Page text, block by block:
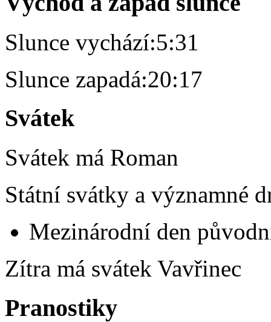
Slunce vychází:5:31
Slunce zapadá:20:17
Svátek
Svátek má Roman
Státní svátky a významné
Mezinárodní den
Zítra má svátek Vavřinec
Pranostiky